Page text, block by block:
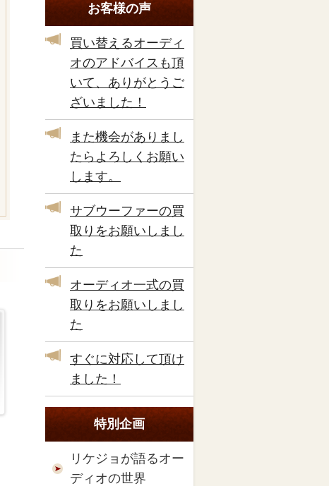
お客様の声
買い替えるオーディ
オのアドバイスも頂
いて、ありがとうご
ざいました！
また機会がありまし
たらよろしくお願い
します。
サブウーファーの買
取りをお願いしまし
た
オーディオ一式の買
取りをお願いしまし
た
すぐに対応して頂け
ました！
特別企画
リケジョが語るオー
ディオの世界